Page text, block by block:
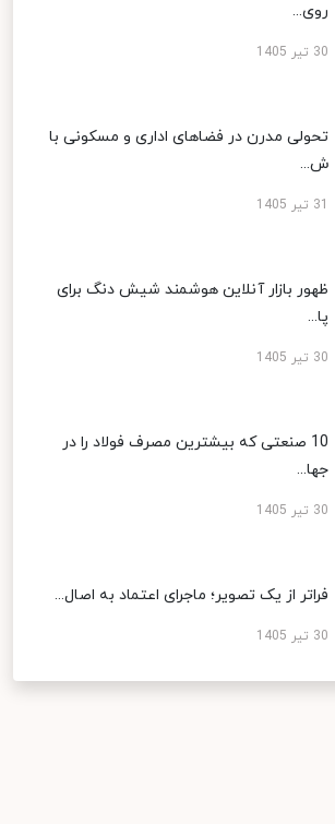
روی...
30 تیر 1405
تحولی مدرن در فضاهای اداری و مسکونی با
ش...
ظهور بازار آنلاین هوشمند شیش دنگ برای
پا...
30 تیر 1405
10 صنعتی که بیشترین مصرف فولاد را در
جها...
30 تیر 1405
فراتر از یک تصویر؛ ماجرای اعتماد به اصال...
30 تیر 1405